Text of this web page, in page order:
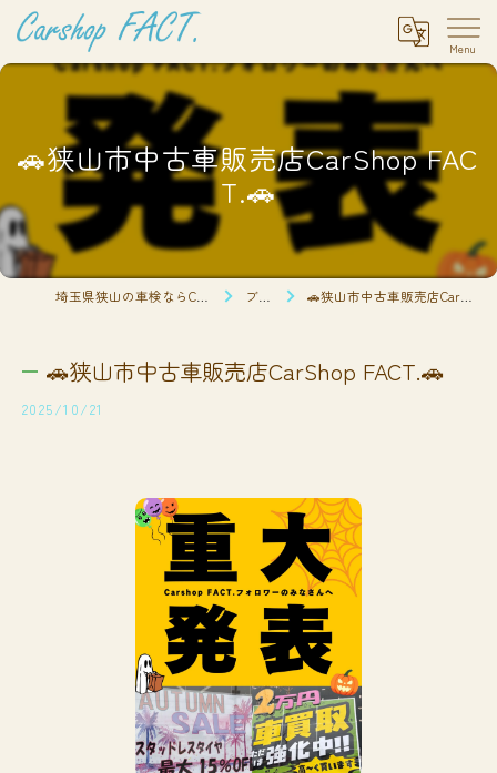
🚗狭山市中古車販売店CarShop FAC
T.🚗
ブログ 🚗狭山市中古車販売店CarShop FACT.🚗
🚗狭山市中古車販売店CarShop FACT.🚗
2025/10/21